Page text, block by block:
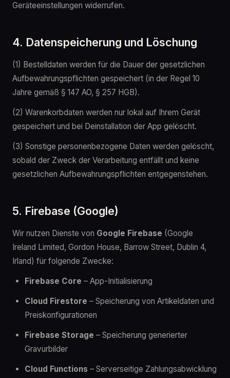
Geräteeinstellungen widerrufen.
4. Datenspeicherung und Löschung
(1) Bestelldaten werden für die Dauer der gesetzlichen
Aufbewahrungspflichten gespeichert (in der Regel 10
Jahre gemäß § 147 AO, § 257 HGB).
(2) Warenkorbdaten werden nur lokal auf Ihrem Gerät
gespeichert und bei Deinstallation der App gelöscht.
(3) Sonstige personenbezogene Daten werden gelöscht,
sobald der Zweck der Verarbeitung entfällt und keine
gesetzlichen Aufbewahrungspflichten entgegenstehen.
5. Firebase (Google)
Wir nutzen Dienste von Google Firebase (Google
Ireland Limited, Gordon House, Barrow Street, Dublin 4,
Irland) für folgende Zwecke:
Firebase Core – App-Initialisierung
Cloud Firestore – Speicherung von Artikeldaten und
Preiskonfigurationen
Firebase Storage – Speicherung generierter
Gravurbilder
Cloud Functions – Serverseitige Zahlungsabwicklung